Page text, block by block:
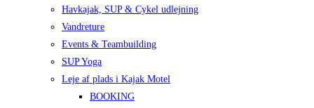
Havkajak, SUP & Cykel udlejning
Vandreture
Events & Teambuilding
SUP Yoga
Leje af plads i Kajak Motel
BOOKING